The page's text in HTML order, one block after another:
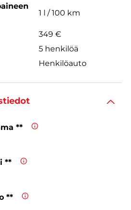
1 l / 100 km
349 €
5 henkilöä
Henkilöauto
**
**
**